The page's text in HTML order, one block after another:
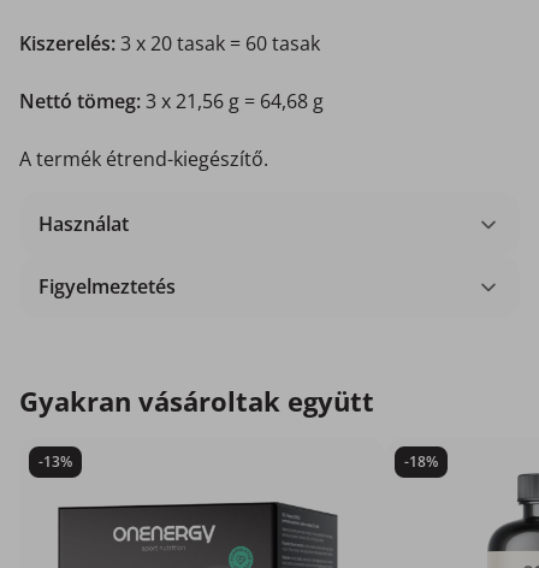
Kiszerelés:3 x 20 tasak = 60 tasak
Nettó tömeg:3 x 21,56 g = 64,68 g
A termék étrend-kiegészítő.
Használat
Figyelmeztetés
Gyakran vásároltak együtt
-13% -18%